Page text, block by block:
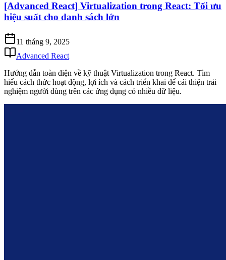
[Advanced React] Virtualization trong React: Tối ưu
hiệu suất cho danh sách lớn
11 tháng 9, 2025
Advanced React
Hướng dẫn toàn diện về kỹ thuật Virtualization trong React. Tìm
hiểu cách thức hoạt động, lợi ích và cách triển khai để cải thiện trải
nghiệm người dùng trên các ứng dụng có nhiều dữ liệu.